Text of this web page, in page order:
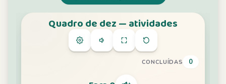
Tópicos